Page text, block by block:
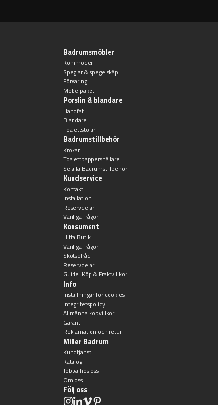
Sminkspeglar
Speglar utan belysning
Toalettborstset
Handtag & knoppar
Övriga badrumstillbehör
Badrumsmöbler
Kommoder
Speglar & spegelskåp
Förvaring
Möbelpaket
Porslin & blandare
Handfat
Blandare
Toalettstolar
Badrumstillbehör
Krokar
Toalettpappershållare
Se alla Badrumstillbehör
Kundservice
Kontakt
Installation
Reservdelar
Vanliga frågor
Konsument
Hitta Butik
Vanliga frågor
Skötselråd
Reservdelar
Guide: Köp & Fraktvillkor
Info
Inställningar för cookies
Integritetspolicy
Allmänna köpvillkor
Garanti
Reklamation och retur
Miller Badrum
Kundtjänst
Katalog
Jobba hos oss
Om oss
Följ oss